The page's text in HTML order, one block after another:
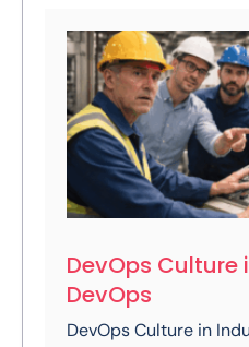
DevOps Culture
DevOps
DevOps Culture in